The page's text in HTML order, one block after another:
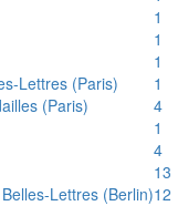
1
1
1
Lettres (Paris)
1
(Paris)
4
1
4
13
Lettres (Berlin)12